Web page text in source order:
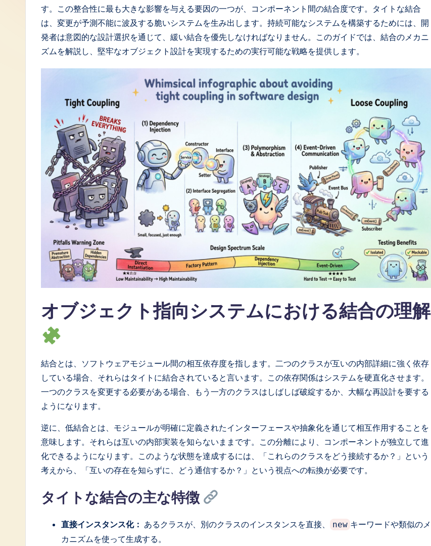
&
ft
す。この整合性に最も大きな影響を与える要因の一つが、コンポーネント間の結合度です。タイトな結合
は、変更が予測不能に波及する脆いシステムを生み出します。持続可能なシステムを構築するためには、開
発者は意図的な設計選択を通じて、緩い結合を優先しなければなりません。このガイドでは、結合のメカニ
ズムを解説し、堅牢なオブジェクト設計を実現するための実行可能な戦略を提供します。
オブジェクト指向システムにおける結合の理解
結合とは、ソフトウェアモジュール間の相互依存度を指します。二つのクラスが互いの内部詳細に強く依存
している場合、それらはタイトに結合されていると言います。この依存関係はシステムを硬直化させます。
一つのクラスを変更する必要がある場合、もう一方のクラスはしばしば破綻するか、大幅な再設計を要する
ようになります。
逆に、低結合とは、モジュールが明確に定義されたインターフェースや抽象化を通じて相互作用することを
意味します。それらは互いの内部実装を知らないままです。この分離により、コンポーネントが独立して進
化できるようになります。このような状態を達成するには、「これらのクラスをどう接続するか？」という
考えから、「互いの存在を知らずに、どう通信するか？」という視点への転換が必要です。
タイトな結合の主な特徴
直接インスタンス化： あるクラスが、別のクラスのインスタンスを直接、 new キーワードや類似のメ
カニズムを使って生成する。